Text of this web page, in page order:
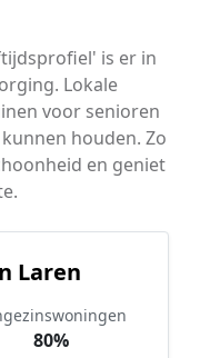
is er in
Lokale
voor senioren
houden. Zo
en geniet
Laren
80%